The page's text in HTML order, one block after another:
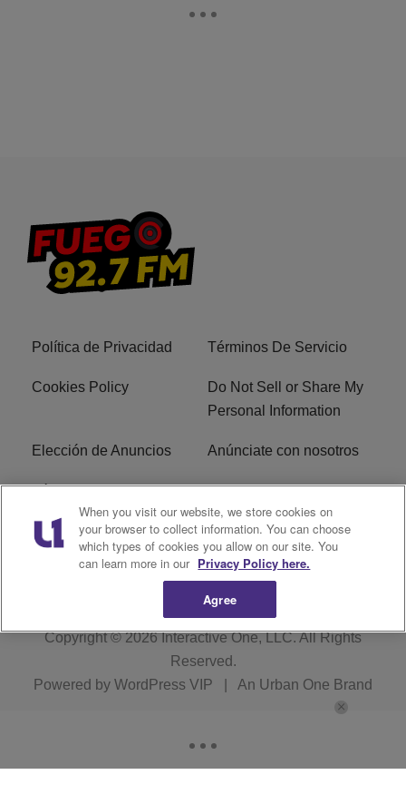
Política de Privacidad Términos De Servicio
Cookies Policy
Do Not Sell or Share My
Personal Information
Elección de Anuncios Anúnciate con nosotros
Términos de Servicio EEO
Archivo público de la
Copyright © 2026Interactive One, LLC. All Rights
Reserved.
Powered by WordPress VIP An Urban One Brand
When you visit our website, we store cookies on
your browser to collect information. You can choose
which types of cookies you allow on our site. You
can learn more in our Privacy Policy here.
Agree